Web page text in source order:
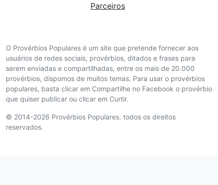
O Provérbios Populares é um site que pretende fornecer aos
usuários de redes sociais, provérbios, ditados e frases para
serem enviadas e compartilhadas, entre os mais de 20.000
provérbios, dispomos de muitos temas. Para usar o provérbios
populares, basta clicar em Compartilhe no Facebook o provérbio
que quiser publicar ou clicar em Curtir.
© 2014-2026 Provérbios Populares. todos os direitos
reservados.
Parceiros